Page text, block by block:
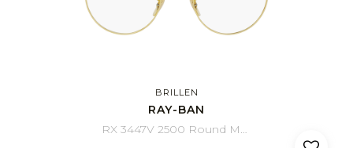
BRILLEN
RAY-BAN
RX 3447V 2500 Round Metal 50/21